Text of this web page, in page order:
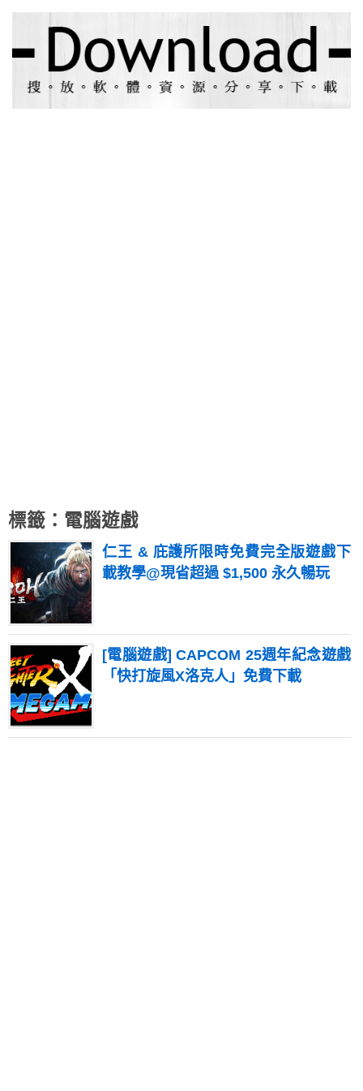
標籤：電腦遊戲
仁王 & 庇護所限時免費完全版遊戲下
載教學@現省超過 $1,500 永久暢玩
[電腦遊戲] CAPCOM 25週年紀念遊戲
「快打旋風X洛克人」免費下載